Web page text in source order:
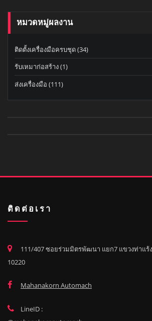
หมวดหมู่ผลงาน
ติดตั้งเครื่องมือครบชุด(34)
รับเหมาก่อสร้าง(1)
ส่งเครื่องมือ (111)
ติดต่อเรา
111/407 ซอยร่วมมิตรพัฒนา แยก7 แขวงท่าแร้ง
10220
Mahanakorn Automach
LineID :